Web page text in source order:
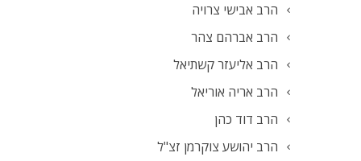
הרב אבישי צרויה
הרב אברהם צהר
הרב אליעזר קשתיאל
הרב אריה אוריאל
הרב דוד כהן
הרב יהושע צוקרמן זצ"ל